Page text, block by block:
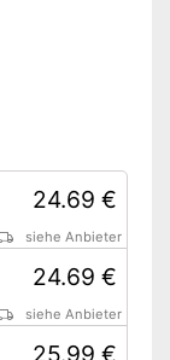
24.69 €
siehe Anbieter
24.69 €
siehe Anbieter
25.99 €